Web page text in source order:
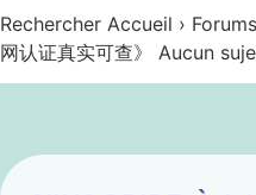
Rechercher Accueil ›
网认证真实可查》 Aucun